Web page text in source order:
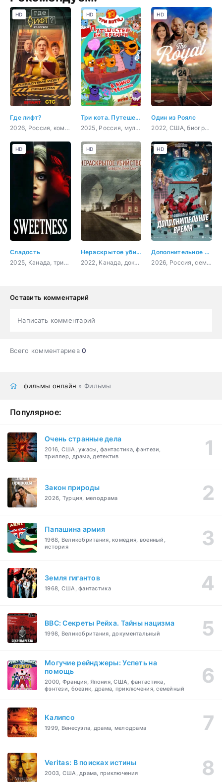
Где лифт?
2026, Россия, комедия, детектив
HD
Три кота. Путешествие во времени
2025, Россия, мультфильм, детский
HD
Один из Роялс
2022, США, биография, спорт
HD
Сладость
2025, Канада, триллер, драма
HD
Нераскрытое убийство Беверли Линн Смит
2022, Канада, документальный, криминал, детектив
HD
Дополнительное время
2026, Россия, семейный, приключения, спорт, фантастика
HD
Оставить комментарий
Написать комментарий
Всего комментариев0
фильмы онлайн » Фильмы
Популярное:
Очень странные дела
2016, США, ужасы, фантастика, фэнтези,
триллер, драма, детектив
Закон природы
2026, Турция, мелодрама
Папашина армия
1968, Великобритания, комедия, военный,
история
Земля гигантов
1968, США, фантастика
BBC: Секреты Рейха. Тайны нацизма
1998, Великобритания, документальный
Могучие рейнджеры: Успеть на
помощь
2000, Франция, Япония, США, фантастика,
фэнтези, боевик, драма, приключения, семейный
Калипсо
1999, Венесуэла, драма, мелодрама
Veritas: В поисках истины
2003, США, драма, приключения